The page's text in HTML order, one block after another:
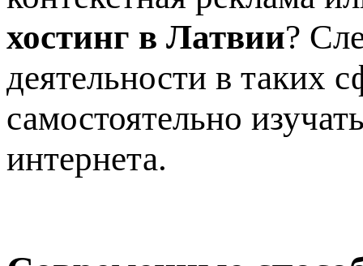
хостинг в Латвии?
деятельности в таких
самостоятельно
интернета.